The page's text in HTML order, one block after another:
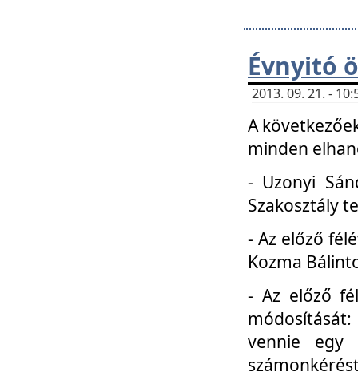
Évnyitó
2013. 09. 21. -
A
minden
- Uzonyi
Szakosztály
- Az előző
Kozma
- Az előző
vennie egy